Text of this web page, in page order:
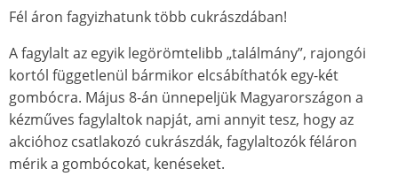
Fél áron fagyizhatunk több cukrászdában!
A fagylalt az egyik legörömtelibb „találmány”, rajongói
kortól függetlenül bármikor elcsábíthatók egy-két
gombócra. Május 8-án ünnepeljük Magyarországon a
kézműves fagylaltok napját, ami annyit tesz, hogy az
akcióhoz csatlakozó cukrászdák, fagylaltozók féláron
mérik a gombócokat, kenéseket.